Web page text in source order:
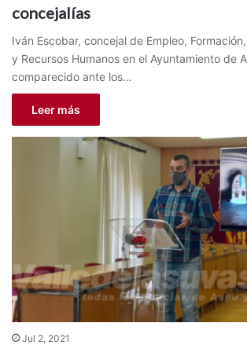
concejalías
Iván Escobar, concejal de Empleo,
y Recursos Humanos en el Ayuntamiento de
comparecido ante los…
Leer más
Jul 2, 2021